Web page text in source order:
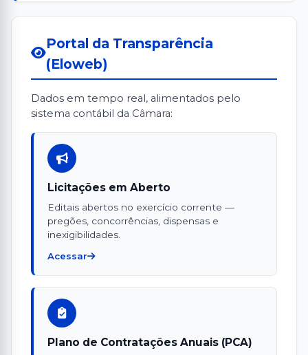
Portal da Transparência
(Eloweb)
Dados em tempo real, alimentados pelo
sistema contábil da Câmara:
Licitações em Aberto
Editais abertos no exercício corrente —
pregões, concorrências, dispensas e
inexigibilidades.
Acessar
Plano de Contratações Anuais (PCA)